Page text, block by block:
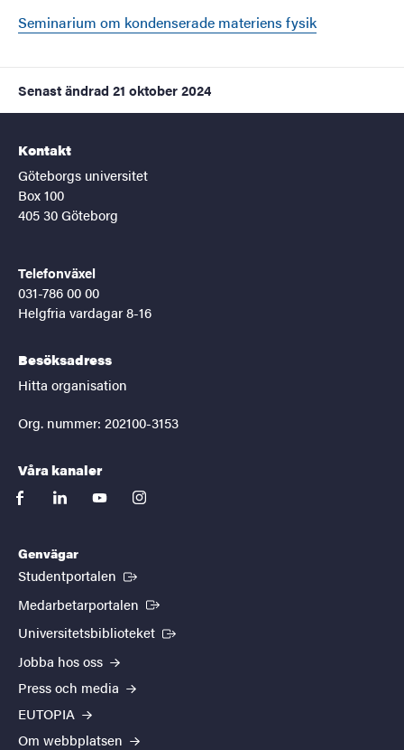
Seminarium om kondenserade materiens fysik
Senast ändrad 21 oktober 2024
Kontakt
Göteborgs universitet
Box 100
405 30 Göteborg
Telefonväxel
031-786 00 00
Helgfria vardagar 8-16
Besöksadress
Hitta organisation
Org. nummer: 202100-3153
Våra kanaler
facebooklinkedinyoutubeinstagram
Genvägar
Studentportalen (Extern länk)
Medarbetarportalen (Extern länk)
Universitetsbiblioteket (Extern länk)
Jobba hos oss
Press och media
EUTOPIA
Om webbplatsen